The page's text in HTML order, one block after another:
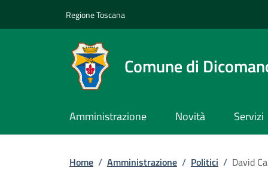
Regione ToscanaSlim top
Comune di
Amministrazione Novità Servizi
Briciole di pane
Home / Amministrazione / Politici / David